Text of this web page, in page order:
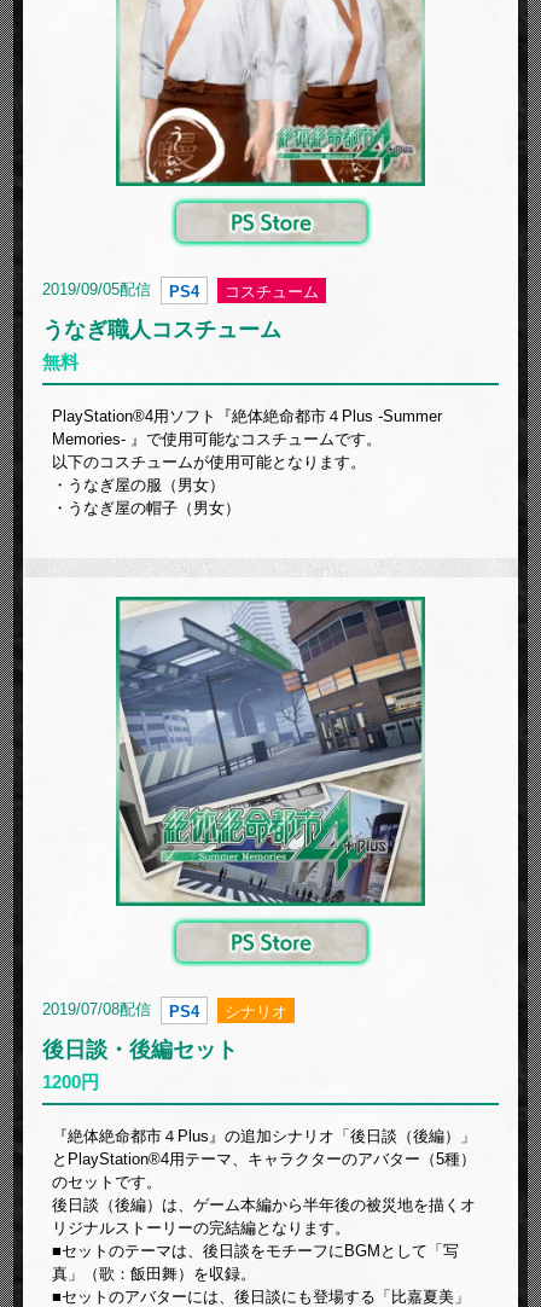
2019/09/05配信 PS4 コスチューム
うなぎ職人コスチューム
無料
PlayStation®4用ソフト『絶体絶命都市４Plus -Summer
Memories- 』で使用可能なコスチュームです。
以下のコスチュームが使用可能となります。
・うなぎ屋の服（男女）
・うなぎ屋の帽子（男女）
2019/07/08配信 PS4 シナリオ
後日談・後編セット
1200円
『絶体絶命都市４Plus』の追加シナリオ「後日談（後編）」
とPlayStation®4用テーマ、キャラクターのアバター（5種）
のセットです。
後日談（後編）は、ゲーム本編から半年後の被災地を描くオ
リジナルストーリーの完結編となります。
■セットのテーマは、後日談をモチーフにBGMとして「写
真」（歌：飯田舞）を収録。
■セットのアバターには、後日談にも登場する「比嘉夏美」